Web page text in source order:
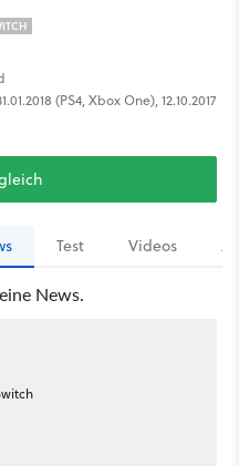
(PS4, Xbox One), 12.10.2017
Test Videos
News.